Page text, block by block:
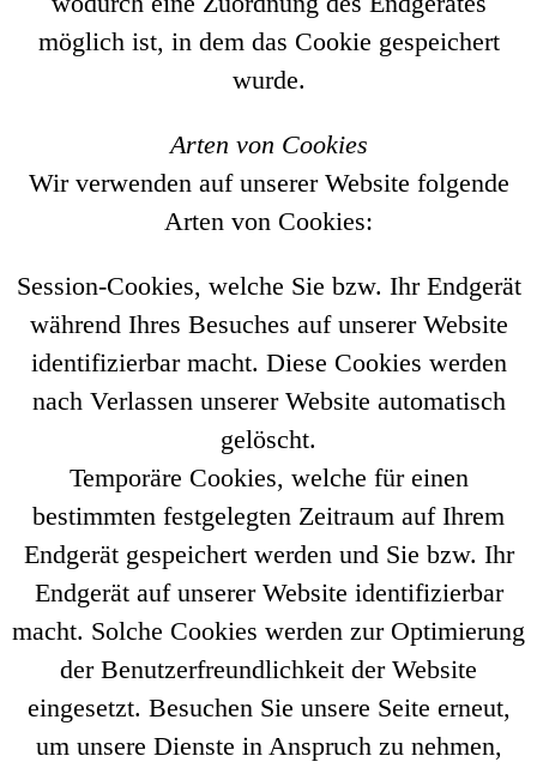
möglich ist, in dem das Cookie gespeichert
wurde.
Arten von Cookies
Wir verwenden auf unserer Website folgende
Arten von Cookies:
Session-Cookies, welche Sie bzw. Ihr Endgerät
während Ihres Besuches auf unserer Website
identifizierbar macht. Diese Cookies werden
nach Verlassen unserer Website automatisch
gelöscht.
Temporäre Cookies, welche für einen
bestimmten festgelegten Zeitraum auf Ihrem
Endgerät gespeichert werden und Sie bzw. Ihr
Endgerät auf unserer Website identifizierbar
macht. Solche Cookies werden zur Optimierung
der Benutzerfreundlichkeit der Website
eingesetzt. Besuchen Sie unsere Seite erneut,
um unsere Dienste in Anspruch zu nehmen,